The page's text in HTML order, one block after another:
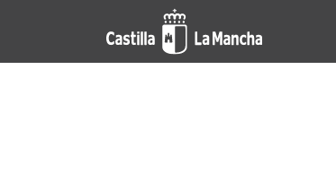
Pasar al contenido principal